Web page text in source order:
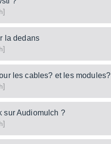
]
la dedans
]
les cables? et les modules?
]
sur Audiomulch ?
]